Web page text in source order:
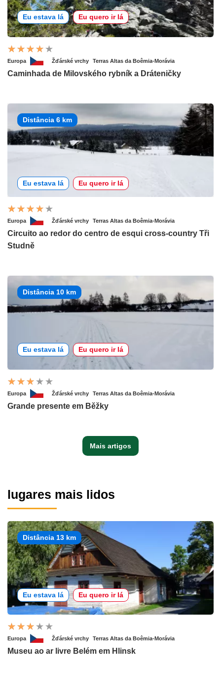
Eu estava lá Eu quero ir lá
Europa Žďárské vrchy Terras Altas da Boêmia-Morávia
Caminhada de Milovského rybník a Dráteničky
Distância 6 km
Eu estava lá Eu quero ir lá
Europa Žďárské vrchy Terras Altas da Boêmia-Morávia
Circuito ao redor do centro de esqui cross-country Tři
Studně
Distância 10 km
Eu estava lá Eu quero ir lá
Europa Žďárské vrchy Terras Altas da Boêmia-Morávia
Grande presente em Běžky
Mais artigos
lugares mais lidos
Distância 13 km
Eu estava lá Eu quero ir lá
Europa Žďárské vrchy Terras Altas da Boêmia-Morávia
Museu ao ar livre Belém em Hlinsk